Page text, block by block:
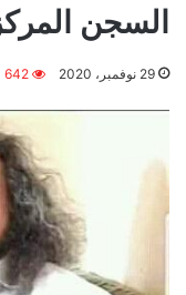
السجن
29 نوفمبر، 2020 642